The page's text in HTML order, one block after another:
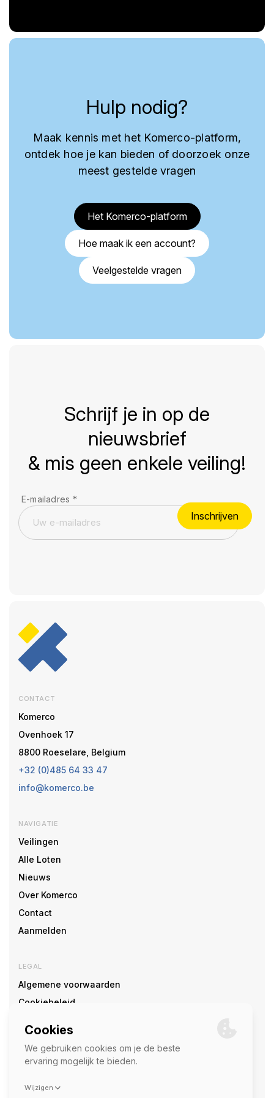
Hulp nodig?
Maak kennis met het Komerco-platform,
ontdek hoe je kan bieden of doorzoek onze
meest gestelde vragen
Het Komerco-platform
Hoe maak ik een account?
Veelgestelde vragen
Schrijf je in op de
nieuwsbrief
& mis geen enkele veiling!
E-mailadres *
Inschrijven
CONTACT
Komerco
Ovenhoek 17
8800 Roeselare, Belgium
+32 (0)485 64 33 47
info@komerco.be
NAVIGATIE
Veilingen
Alle Loten
Nieuws
Over Komerco
Contact
Aanmelden
LEGAL
Algemene voorwaarden
Cookiebeleid
SOCIAL